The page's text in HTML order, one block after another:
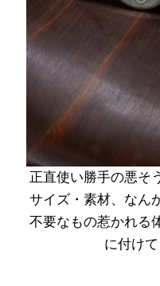
正直使い勝手の悪そ
サイズ・素材、なん
不要なもの惹かれる
に付けて